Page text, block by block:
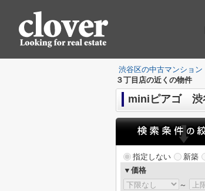
渋谷区の中古マンショ
３丁目店の近くの物件
miniピアゴ 渋
指定しない 新築
▼価格
～